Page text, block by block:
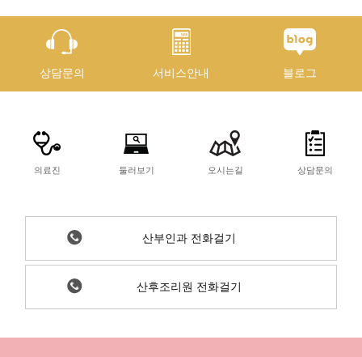
상담문의 서비스안내 블로그
의료진 둘러보기 오시는길 상담문의
산부인과 전화걸기
산후조리원 전화걸기